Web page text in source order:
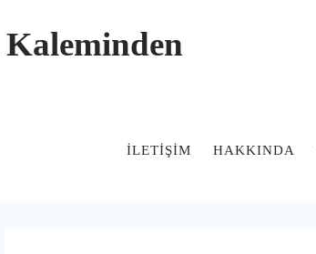
Kaleminden
İLETIŞIM HAKKINDA